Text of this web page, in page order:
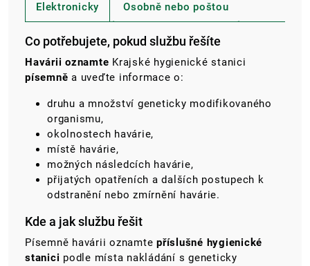
Elektronicky Osobně nebo poštou
Co potřebujete, pokud službu řešíte
Havárii oznamte Krajské hygienické stanici
písemně a uveďte informace o:
druhu a množství geneticky modifikovaného
organismu,
okolnostech havárie,
místě havárie,
možných následcích havárie,
přijatých opatřeních a dalších postupech k
odstranění nebo zmírnění havárie.
Kde a jak službu řešit
Písemně havárii oznamte příslušné hygienické
stanici podle místa nakládání s geneticky